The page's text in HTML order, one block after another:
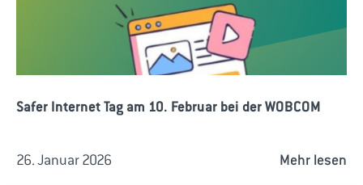
Safer Internet Tag am 10. Februar bei der WOBCOM
26. Januar 2026 Mehr lesen